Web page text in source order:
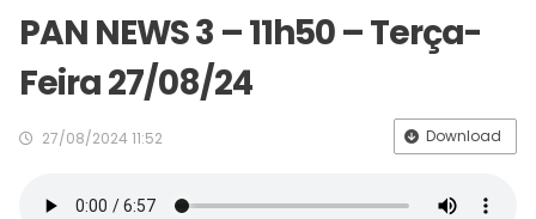
PAN NEWS 3 – 11h50 – Terça-
Feira 27/08/24
27/08/2024 11:52 Download